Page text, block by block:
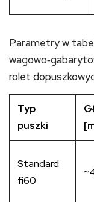
Parametry w
rolet
Typ
puszki
Standard
fi60